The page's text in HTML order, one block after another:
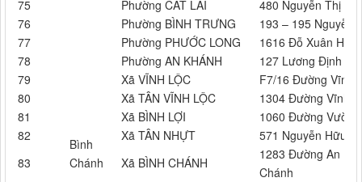
75 Phường CÁT LÁI
480 Nguyễn Thị
76
Phường BÌNH TRƯNG
193 – 195 Nguyễn
77
Phường PHƯỚC LONG
1616 Đỗ Xuân
78
Phường AN KHÁNH
127 Lương Định
79
Bình
Chánh
Xã VĨNH LỘC
F7/16 Đường Vĩnh
80
Xã TÂN VĨNH LỘC
1304 Đường Vĩnh
81
Xã BÌNH LỢI
1060 Đường Vườn
82
Xã TÂN NHỰT
571 Nguyễn Hữu
83
Xã BÌNH CHÁNH
1283 Đường An
Chánh